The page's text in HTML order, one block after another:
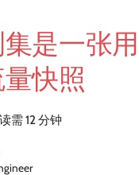
是一张
快照
需 12 分钟